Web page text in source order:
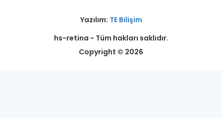
Yazılım: TE Bilişim
hs-retina - Tüm hakları saklıdır.
Copyright © 2026